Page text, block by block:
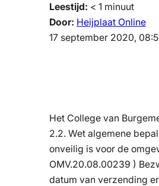
Leestijd: < 1 minuut
Door: Heijplaat Online
17 september 2020,
Het College van
2.2. Wet algemene
onveilig is voor de
OMV.20.08.00239 )
datum van verzending